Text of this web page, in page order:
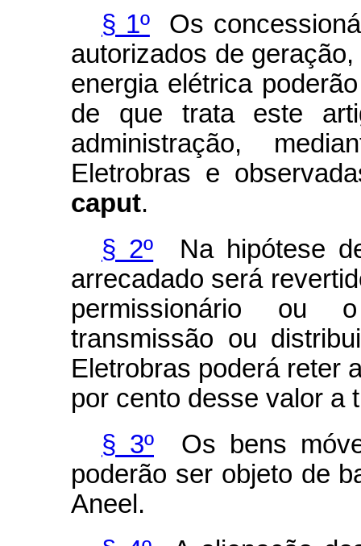
§ 1ºOs
autorizados de
energia elétrica
de que trata este
administração,
Eletrobras e
caput.
§ 2º Na hipótese
arrecadado será
permissionário ou
transmissão ou
Eletrobras poderá reter
por cento desse valor a
§ 3º Os bens
poderão ser objeto de
Aneel.